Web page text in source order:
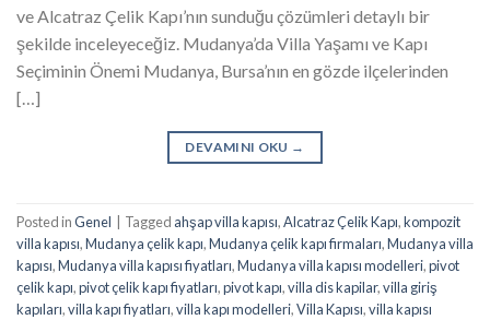
ve Alcatraz Çelik Kapı’nın sunduğu çözümleri detaylı bir
şekilde inceleyeceğiz. Mudanya’da Villa Yaşamı ve Kapı
Seçiminin Önemi Mudanya, Bursa’nın en gözde ilçelerinden
[…]
DEVAMINI OKU →
Posted inGenel Tagged ahşap villa kapısı,Alcatraz Çelik Kapı,kompozit
villa kapısı,Mudanya çelik kapı,Mudanya çelik kapı firmaları,Mudanya villa
kapısı,Mudanya villa kapısı fiyatları,Mudanya villa kapısı modelleri,pivot
çelik kapı,pivot çelik kapı fiyatları,pivot kapı,villa dis kapilar,villa giriş
kapıları,villa kapı fiyatları,villa kapı modelleri,Villa Kapısı,villa kapısı